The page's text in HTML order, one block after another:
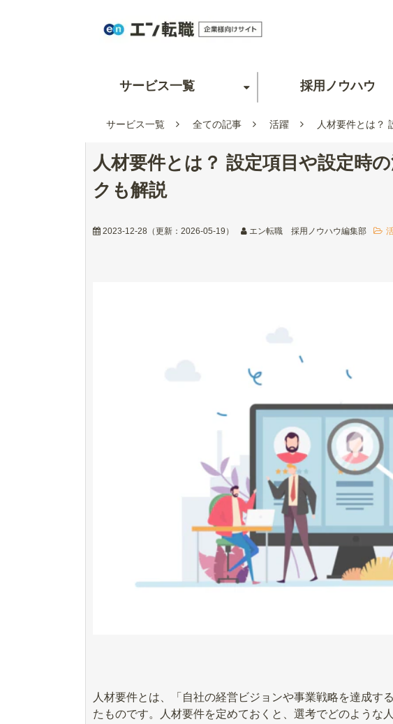
サービス一覧 採用ノウハウ
サービス一覧 全ての記事 活躍 人材要件とは？
人材要件とは？ 設定項目や設定時
クも解説
2023-12-28 （更新： 2026-05-19 ） エン転職 採用ノウハウ編集部
人材要件とは、「自社の経営ビジョンや事業戦略を達成す
たものです。人材要件を定めておくと、選考でどのような